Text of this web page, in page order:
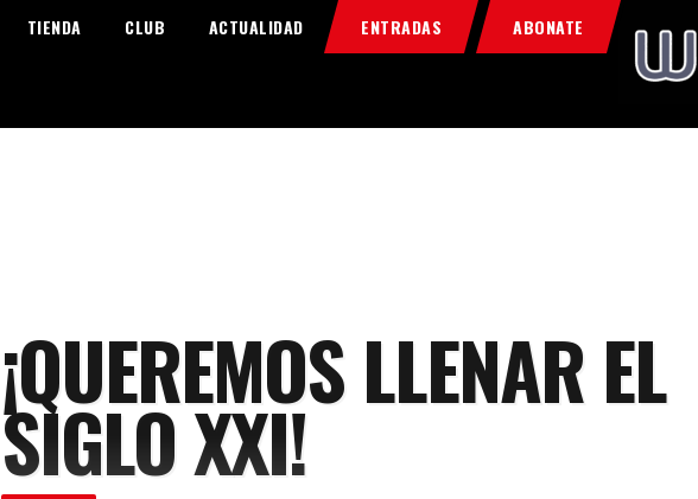
TIENDA CLUB ACTUALIDAD ENTRADAS ABONATE
Home
Food & Drink
¡QUEREMOS LLENAR EL
SIGLO XXI!